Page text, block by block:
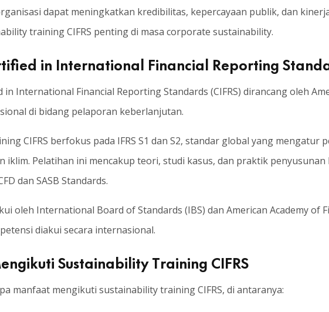
dapat meningkatkan kredibilitas, kepercayaan publik, dan
training CIFRS penting di masa corporate sustainability.
in International Financial Reporting
in International Financial Reporting Standards (CIFRS) dirancang oleh
di bidang pelaporan keberlanjutan.
CIFRS berfokus pada IFRS S1 dan S2, standar global yang
iklim. Pelatihan ini mencakup teori, studi kasus, dan praktik
dan SASB Standards.
oleh International Board of Standards (IBS) dan American Academy of
diakui secara internasional.
Sustainability Training CIFRS
manfaat mengikuti sustainability training CIFRS, di antaranya: